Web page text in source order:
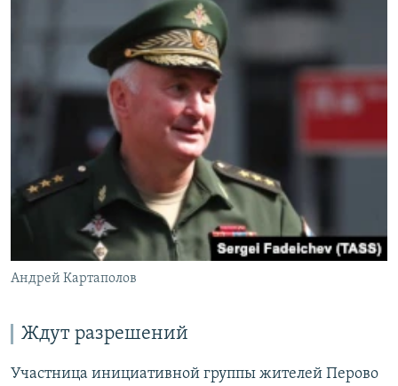
Андрей Картаполов
Ждут разрешений
Участница инициативной группы жителей Перово